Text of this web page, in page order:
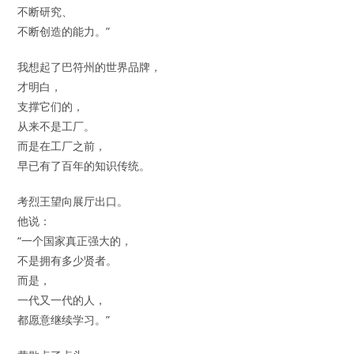
不断研究、
不断创造的能力。”
我想起了巴符州的世界品牌，
才明白，
支撑它们的，
从来不是工厂。
而是在工厂之前，
早已有了百年的知识传统。
考烈王望向展厅出口。
他说：
“一个国家真正强大的，
不是拥有多少贤者。
而是，
一代又一代的人，
都愿意继续学习。”